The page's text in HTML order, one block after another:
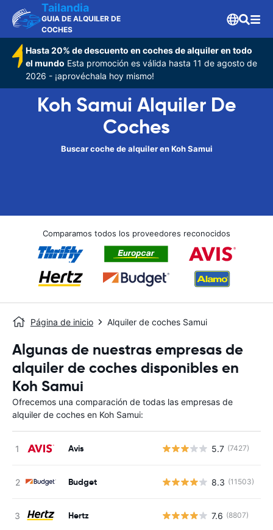
Tailandia
GUIA DE ALQUILER DE
COCHES
Hasta 20% de descuento en coches de alquiler en todo
el mundo Esta promoción es válida hasta 11 de agosto de
2026 - ¡aprovéchala hoy mismo!
Koh Samui Alquiler De
Coches
Buscar coche de alquiler en Koh Samui
Comparamos todos los proveedores reconocidos
Página de inicio Alquiler de coches Samui
Algunas de nuestras empresas de
alquiler de coches disponibles en
Koh Samui
Ofrecemos una comparación de todas las empresas de
alquiler de coches en Koh Samui:
Avis 5.7 (7427)
Budget 8.3 (11503)
Hertz 7.6 (8807)